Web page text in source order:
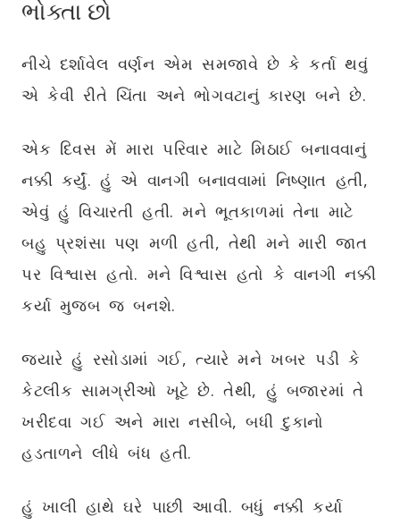
ભોક્તા છો
નીચે દર્શાવેલ વર્ણન એમ સમજાવે છે કે કર્તા થવું
એ કેવી રીતે ચિંતા અને ભોગવટાનું કારણ બને છે.
એક દિવસ મેં મારા પરિવાર માટે મિઠાઈ બનાવવાનું
નક્કી કર્યું. હું એ વાનગી બનાવવામાં નિષ્ણાત હતી,
એવું હું વિચારતી હતી. મને ભૂતકાળમાં તેના માટે
બહુ પ્રશંસા પણ મળી હતી, તેથી મને મારી જાત
પર વિશ્વાસ હતો. મને વિશ્વાસ હતો કે વાનગી નક્કી
કર્યા મુજબ જ બનશે.
જ્યારે હું રસોડામાં ગઈ, ત્યારે મને ખબર પડી કે
કેટલીક સામગ્રીઓ ખૂટે છે. તેથી, હું બજારમાં તે
ખરીદવા ગઈ અને મારા નસીબે, બધી દુકાનો
હડતાળને લીધે બંધ હતી.
હું ખાલી હાથે ઘરે પાછી આવી. બધું નક્કી કર્યા